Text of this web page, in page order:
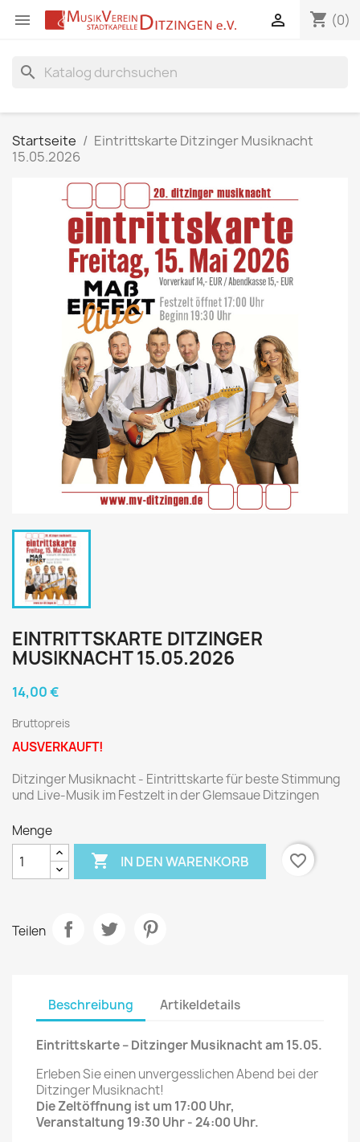
 shopping_cart (0)

search
Startseite
Eintrittskarte Ditzinger Musiknacht
15.05.2026
EINTRITTSKARTE DITZINGER
MUSIKNACHT 15.05.2026
14,00 €
Bruttopreis
AUSVERKAUFT!
Ditzinger Musiknacht - Eintrittskarte für beste Stimmung
und Live-Musik im Festzelt in der Glemsaue Ditzingen
Menge
 IN DEN WARENKORB favorite_border
Teilen
Beschreibung Artikeldetails
Eintrittskarte – Ditzinger Musiknacht am 15.05.
Erleben Sie einen unvergesslichen Abend bei der
Ditzinger Musiknacht!
Die Zeltöffnung ist um 17:00 Uhr,
Veranstaltung 19:30 Uhr - 24:00 Uhr.